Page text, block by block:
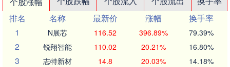
排名
名称 最新价 涨幅
换手率
1
N展芯 116.52 396.89% 79.39%
2 锐翔智能 110.02 20.21% 16.80%
3 志特新材 14.8 20.03% 14.18%